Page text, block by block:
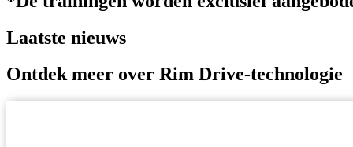
Laatste nieuws
Ontdek meer over Rim Drive-technologie